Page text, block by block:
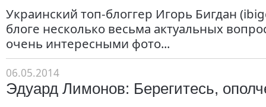
Украинский топ-блоггер Игорь Бигдан
блоге несколько весьма актуальных
очень интересными фото...
06.05.2014
Эдуард Лимонов: Берегитесь,